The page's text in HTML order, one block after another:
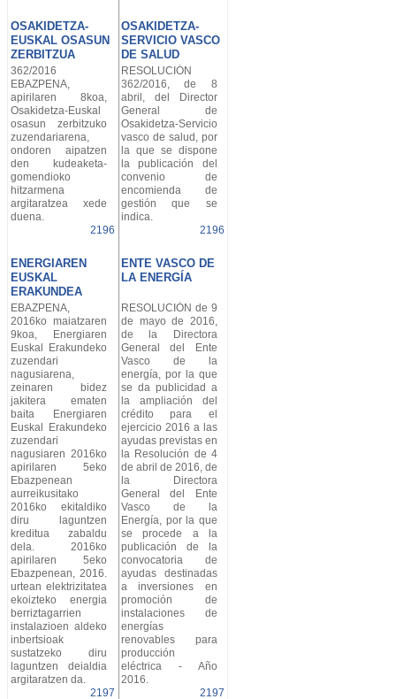
OSAKIDETZA-
EUSKAL OSASUN
ZERBITZUA
OSAKIDETZA-
SERVICIO VASCO
DE SALUD
362/2016
EBAZPENA,
apirilaren 8koa,
Osakidetza-Euskal
osasun zerbitzuko
zuzendariarena,
ondoren aipatzen
den kudeaketa-
gomendioko
hitzarmena
argitaratzea xede
duena.
2196
RESOLUCIÓN
362/2016, de 8
abril, del Director
General de
Osakidetza-Servicio
vasco de salud, por
la que se dispone
la publicación del
convenio de
encomienda de
gestión que se
indica.
2196
ENERGIAREN
EUSKAL
ERAKUNDEA
ENTE VASCO DE
LA ENERGÍA
EBAZPENA,
2016ko maiatzaren
9koa, Energiaren
Euskal Erakundeko
zuzendari
nagusiarena,
zeinaren bidez
jakitera ematen
baita Energiaren
Euskal Erakundeko
zuzendari
nagusiaren 2016ko
apirilaren 5eko
Ebazpenean
aurreikusitako
2016ko ekitaldiko
diru laguntzen
kreditua zabaldu
dela. 2016ko
apirilaren 5eko
Ebazpenean, 2016.
urtean elektrizitatea
ekoizteko energia
berriztagarrien
instalazioen aldeko
inbertsioak
sustatzeko diru
laguntzen deialdia
argitaratzen da.
2197
RESOLUCIÓN de 9
de mayo de 2016,
de la Directora
General del Ente
Vasco de la
energía, por la que
se da publicidad a
la ampliación del
crédito para el
ejercicio 2016 a las
ayudas previstas en
la Resolución de 4
de abril de 2016, de
la Directora
General del Ente
Vasco de la
Energía, por la que
se procede a la
publicación de la
convocatoria de
ayudas destinadas
a inversiones en
promoción de
instalaciones de
energías
renovables para
producción
eléctrica - Año
2016.
2197